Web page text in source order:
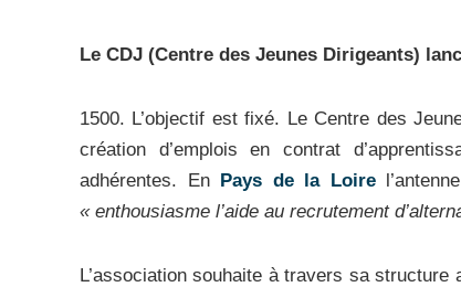
Le CDJ (Centre des Jeunes Dirigeants)
1500. L’objectif est fixé. Le Centre des
création d’emplois en contrat
adhérentes. En Pays de la Loire
« enthousiasme l’aide au recrutement
L’association souhaite à travers sa structure